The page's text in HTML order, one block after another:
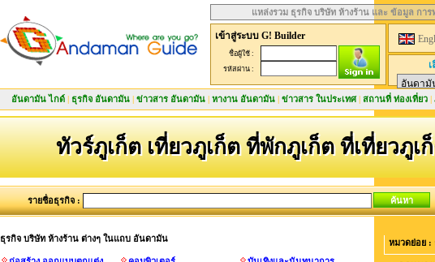
แหล่งรวม ธุรกิจ บริษัท ห้างร้าน และ ข้อมูล กา
เข้าสู่ระบบ G! Builder
ชื่อผู้ใช้ :
รหัสผ่าน :
อันดามัน ไกด์ | ธุรกิจ อันดามัน | ข่าวสาร อันดามัน | หางาน อันดามัน | ข่าวสาร ในประเทศ| สถานที่ ท่องเที่ยว |
ทัวร์ภูเก็ต เที่ยวภูเก็ต ที่พักภูเก็ต ที่เที่ยวภูเ
รายชื่อธุรกิจ :
ธุรกิจ บริษัท ห้างร้าน ต่างๆ ในแถบ อันดามัน หมวดย่อย :